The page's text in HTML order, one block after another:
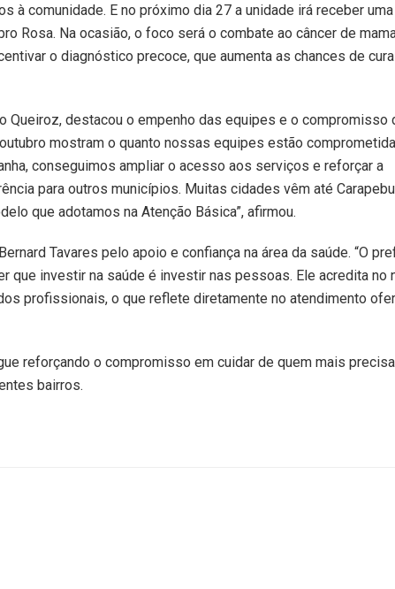
à comunidade. E no próximo dia 27 a unidade irá receber
Rosa. Na ocasião, o foco será o combate ao câncer de
o diagnóstico precoce, que aumenta as chances de
Queiroz, destacou o empenho das equipes e o compromisso
mostram o quanto nossas equipes estão
conseguimos ampliar o acesso aos serviços e reforçar a
para outros municípios. Muitas cidades vêm até
que adotamos na Atenção Básica”, afirmou.
Tavares pelo apoio e confiança na área da saúde. “O
que investir na saúde é investir nas pessoas. Ele acredita no
profissionais, o que reflete diretamente no atendimento
reforçando o compromisso em cuidar de quem mais
bairros.